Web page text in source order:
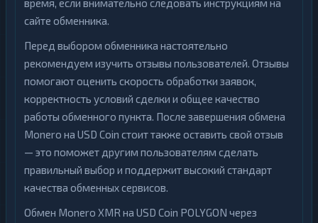
время, если внимательно следовать инструкциям на
сайте обменника.
Перед выбором обменника настоятельно
рекомендуем изучить отзывы пользователей. Отзывы
помогают оценить скорость обработки заявок,
корректность условий сделки и общее качество
работы обменного пункта. После завершения обмена
Monero на USD Coin стоит также оставить свой отзыв
— это поможет другим пользователям сделать
правильный выбор и поддержит высокий стандарт
качества обменных сервисов.
Обмен Monero XMR на USD Coin POLYGON через